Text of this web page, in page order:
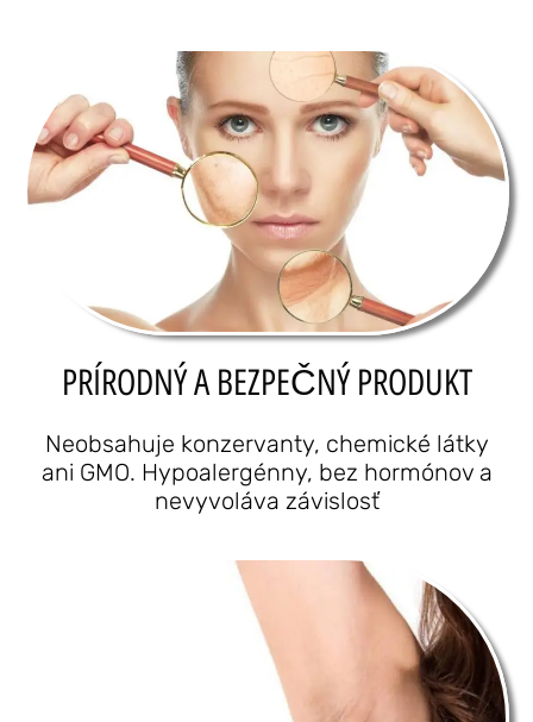
PRÍRODNÝ A BEZPEČNÝ PRODUKT
Neobsahuje konzervanty, chemické látky
ani GMO. Hypoalergénny, bez hormónov a
nevyvoláva závislosť